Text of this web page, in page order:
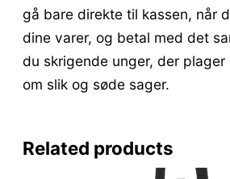
gå bare direkte til kassen, når
dine varer, og betal med det
du skrigende unger, der
om slik og søde sager.
Related products